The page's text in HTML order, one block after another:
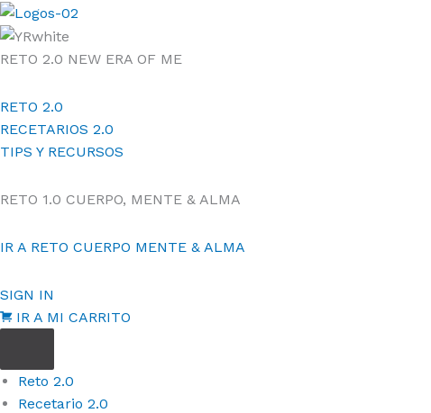
Ir
al
contenido
RETO 2.0 NEW ERA OF ME
RETO 2.0
RECETARIOS 2.0
TIPS Y RECURSOS
RETO 1.0 CUERPO, MENTE & ALMA
IR A RETO CUERPO MENTE & ALMA
SIGN IN
IR A MI CARRITO
Reto 2.0
Recetario 2.0